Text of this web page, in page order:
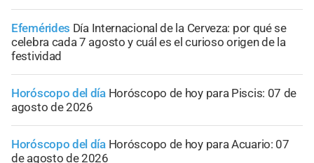
Efemérides Día Internacional de la Cerveza: por qué se
celebra cada 7 agosto y cuál es el curioso origen de la
festividad
Horóscopo del día Horóscopo de hoy para Piscis: 07 de
agosto de 2026
Horóscopo del día Horóscopo de hoy para Acuario: 07
de agosto de 2026